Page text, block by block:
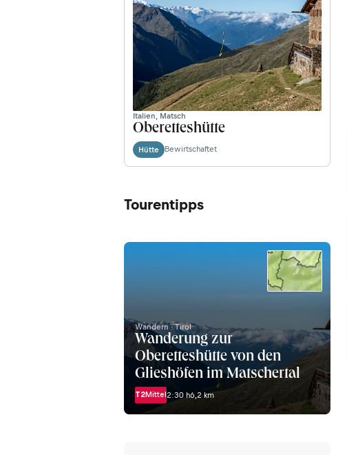
Italien, Matsch
Oberetteshütte
Hütte Bewirtschaftet
Tourentipps
Wandern · Tirol
Wanderung zur
Oberetteshütte von den
Glieshöfen im Matschertal
T2Mittel2:30 h6,2 km